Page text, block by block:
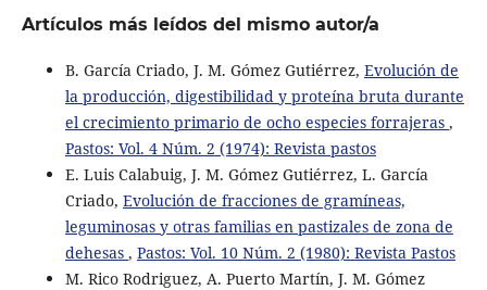
Artículos más leídos del mismo autor/a
B. García Criado, J. M. Gómez Gutiérrez, Evolución de
la producción, digestibilidad y proteína bruta durante
el crecimiento primario de ocho especies forrajeras ,
Pastos: Vol. 4 Núm. 2 (1974): Revista pastos
E. Luis Calabuig, J. M. Gómez Gutiérrez, L. García
Criado, Evolución de fracciones de gramíneas,
leguminosas y otras familias en pastizales de zona de
dehesas , Pastos: Vol. 10 Núm. 2 (1980): Revista Pastos
M. Rico Rodriguez, A. Puerto Martín, J. M. Gómez